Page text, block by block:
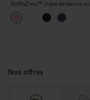
SoftlyZero™ Jupe de tennis
2 en 1 Lucid — croisée, gainante
au niveau du ventre (tummy
control), effet rafraîchissant
Nos offres